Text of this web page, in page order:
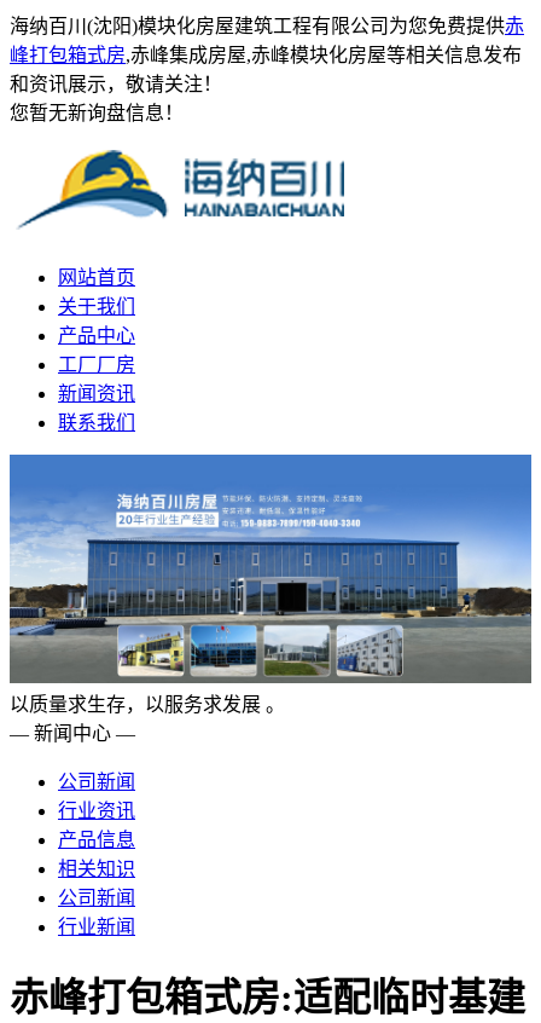
海纳百川(沈阳)模块化房屋建筑工程有限公司为您免费提供赤
峰打包箱式房,赤峰集成房屋,赤峰模块化房屋等相关信息发布
和资讯展示，敬请关注！
您暂无新询盘信息！
网站首页
关于我们
产品中心
工厂厂房
新闻资讯
联系我们
以质量求生存，以服务求发展 。
— 新闻中心 —
公司新闻
行业资讯
产品信息
相关知识
公司新闻
行业新闻
赤峰打包箱式房:适配临时基建